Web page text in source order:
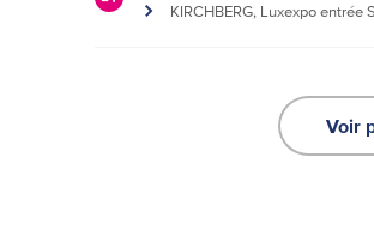
KIRCHBERG, Luxexpo entrée
Voir